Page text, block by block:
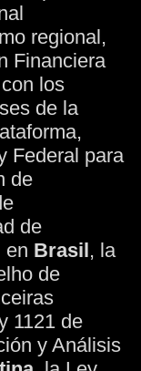
regional,
Financiera
los
de la
Federal para
de
de
en Brasil, la
de
1121 de
y Análisis